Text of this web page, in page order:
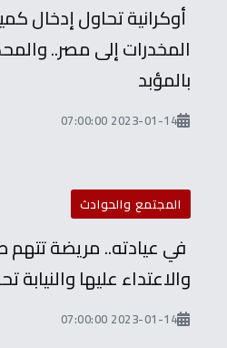
أوكرانية تحاول إدخال
المخدرات إلى مصر..
بالمؤبد
2023-01-14 07:00:00
المجتمع والحوادث
في عيادته.. مريضة تتهم
والاعتداء عليها والنيابة
2023-01-14 07:00:00